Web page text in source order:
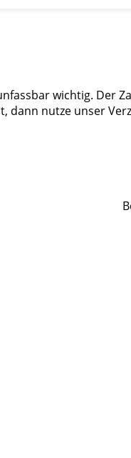
wichtig. Der
dann nutze unser